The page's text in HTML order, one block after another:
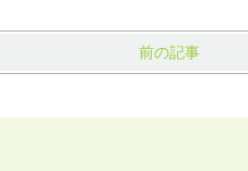
前の記事